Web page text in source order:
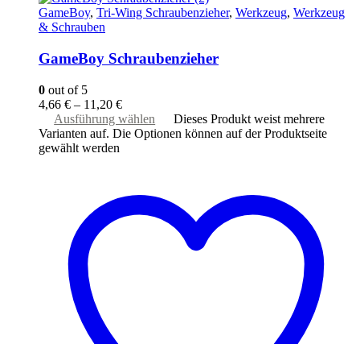
GameBoy, Tri-Wing Schraubenzieher, Werkzeug, Werkzeug
& Schrauben
GameBoy Schraubenzieher
0 out of 5
4,66 € – 11,20 €
Ausführung wählen
Dieses Produkt weist mehrere
Varianten auf. Die Optionen können auf der Produktseite
gewählt werden